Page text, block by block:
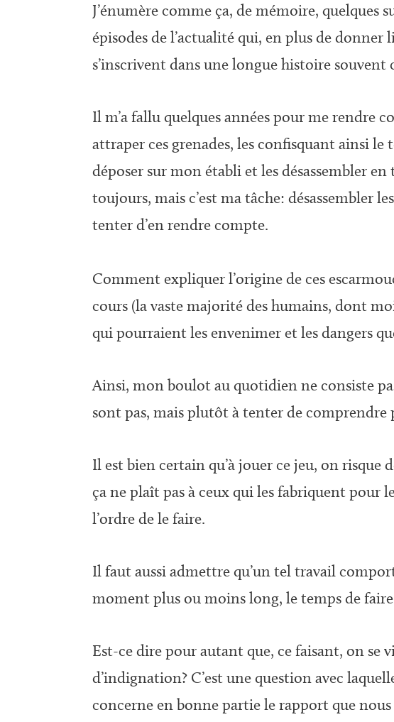
J’énumère comme ça, de mémoire, quelques
épisodes de l’actualité qui, en plus de
s’inscrivent dans une longue histoire
Il m’a fallu quelques années pour me rendre
attraper ces grenades, les confisquant ainsi le
déposer sur mon établi et les désassembler
toujours, mais c’est ma tâche: désassembler
tenter d’en rendre compte.
Comment expliquer l’origine de ces
cours (la vaste majorité des humains, dont
qui pourraient les envenimer et les dangers
Ainsi, mon boulot au quotidien ne consiste
sont pas, mais plutôt à tenter de
Il est bien certain qu’à jouer ce jeu, on risque
ça ne plaît pas à ceux qui les fabriquent pour
l’ordre de le faire.
Il faut aussi admettre qu’un tel travail
moment plus ou moins long, le temps de faire
Est-ce dire pour autant que, ce faisant, on se
d’indignation? C’est une question avec
concerne en bonne partie le rapport que